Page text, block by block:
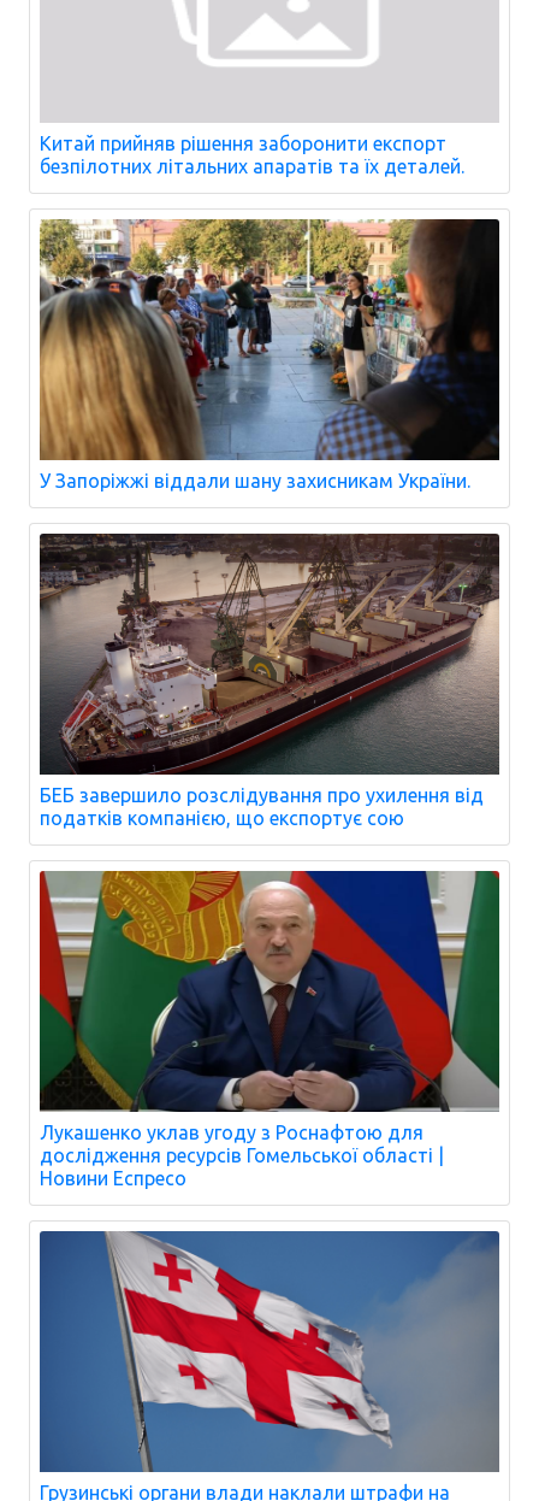
Китай прийняв рішення заборонити експорт
безпілотних літальних апаратів та їх деталей.
У Запоріжжі віддали шану захисникам України.
БЕБ завершило розслідування про ухилення від
податків компанією, що експортує сою
Лукашенко уклав угоду з Роснафтою для
дослідження ресурсів Гомельської області |
Новини Еспресо
Грузинські органи влади наклали штрафи на